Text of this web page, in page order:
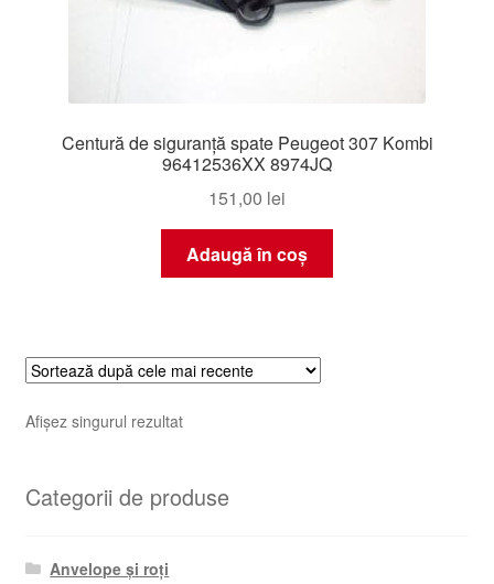
Termeni si conditii
Centură de siguranță spate Peugeot 307 Kombi
96412536XX 8974JQ
151,00 lei
Adaugă în coș
Afișez singurul rezultat
Categorii de produse
Anvelope și roți